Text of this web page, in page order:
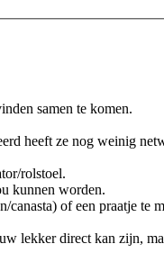
samen te komen.
heeft ze nog weinig
rolstoel.
kunnen worden.
of een praatje te
lekker direct kan zijn,